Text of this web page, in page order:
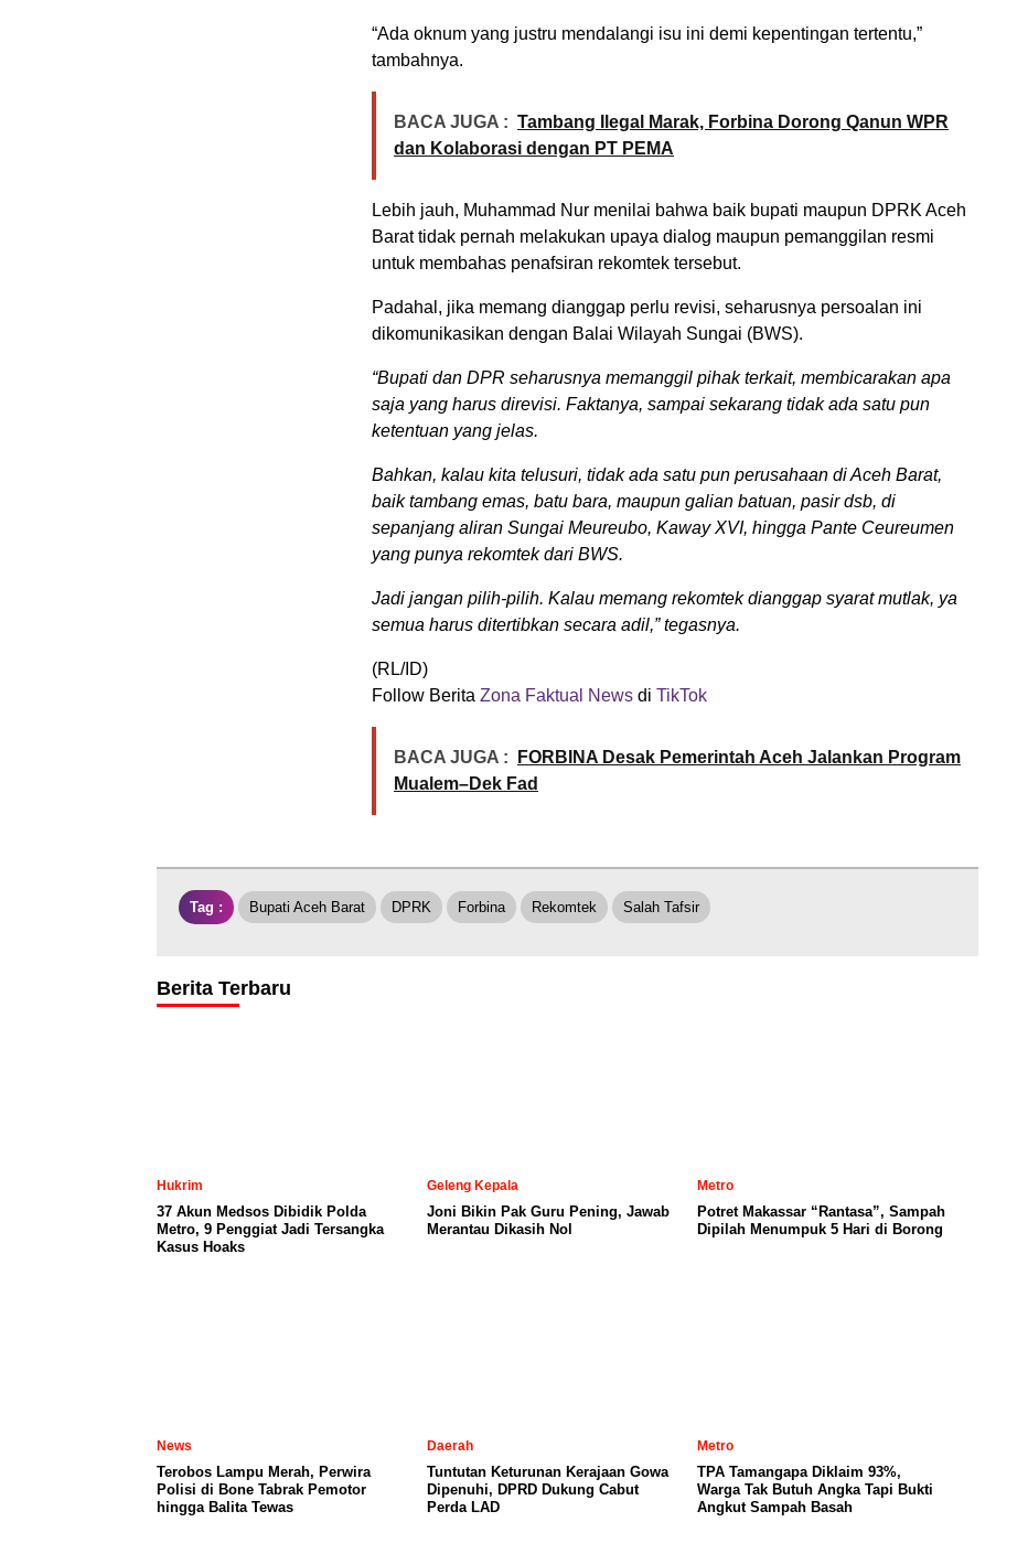
“Ada oknum yang justru mendalangi isu ini demi kepentingan tertentu,”
tambahnya.
BACA JUGA : Tambang Ilegal Marak, Forbina Dorong Qanun WPR
dan Kolaborasi dengan PT PEMA
Lebih jauh, Muhammad Nur menilai bahwa baik bupati maupun DPRK Aceh
Barat tidak pernah melakukan upaya dialog maupun pemanggilan resmi
untuk membahas penafsiran rekomtek tersebut.
Padahal, jika memang dianggap perlu revisi, seharusnya persoalan ini
dikomunikasikan dengan Balai Wilayah Sungai (BWS).
“Bupati dan DPR seharusnya memanggil pihak terkait, membicarakan apa
saja yang harus direvisi. Faktanya, sampai sekarang tidak ada satu pun
ketentuan yang jelas.
Bahkan, kalau kita telusuri, tidak ada satu pun perusahaan di Aceh Barat,
baik tambang emas, batu bara, maupun galian batuan, pasir dsb, di
sepanjang aliran Sungai Meureubo, Kaway XVI, hingga Pante Ceureumen
yang punya rekomtek dari BWS.
Jadi jangan pilih-pilih. Kalau memang rekomtek dianggap syarat mutlak, ya
semua harus ditertibkan secara adil,” tegasnya.
(RL/ID)
Follow Berita Zona Faktual News di TikTok
BACA JUGA :
FORBINA Desak Pemerintah Aceh Jalankan Program
Mualem–Dek Fad
Tag : Bupati Aceh Barat DPRK Forbina Rekomtek Salah Tafsir
Berita Terbaru
Hukrim
37 Akun Medsos Dibidik Polda
Metro, 9 Penggiat Jadi Tersangka
Kasus Hoaks
Geleng Kepala
Joni Bikin Pak Guru Pening, Jawab
Merantau Dikasih Nol
Metro
Potret Makassar “Rantasa”, Sampah
Dipilah Menumpuk 5 Hari di Borong
News
Terobos Lampu Merah, Perwira
Polisi di Bone Tabrak Pemotor
hingga Balita Tewas
Daerah
Tuntutan Keturunan Kerajaan Gowa
Dipenuhi, DPRD Dukung Cabut
Perda LAD
Metro
TPA Tamangapa Diklaim 93%,
Warga Tak Butuh Angka Tapi Bukti
Angkut Sampah Basah